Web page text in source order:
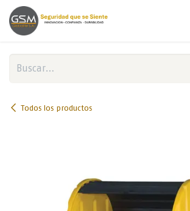
Ir al contenido
Todos los productos